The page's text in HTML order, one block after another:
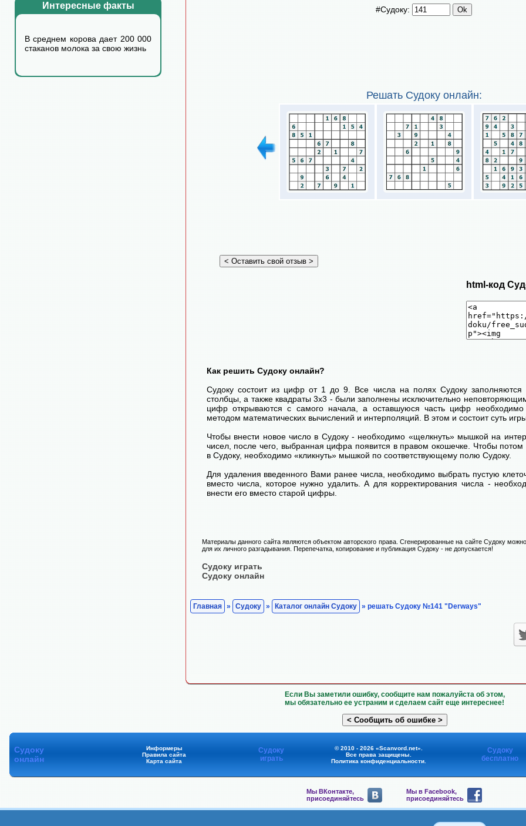
Интересные факты
В среднем корова дает 200 000
стаканов молока за свою жизнь
#Судоку:
Решать Судоку онлайн:
html-код
Как решить Судоку онлайн?
Судоку состоит из цифр от 1 до 9. Все числа на полях Судоку
столбцы, а также квадраты 3х3 - были заполнены исключительно
цифр открываются с самого начала, а оставшуюся часть цифр необходимо
методом математических вычислений и интерполяций. В этом и состоит суть
Чтобы внести новое число в Судоку - необходимо «щелкнуть» мышкой на
чисел, после чего, выбранная цифра появится в правом окошечке. Чтобы
в Судоку, необходимо «кликнуть» мышкой по соответствующему полю Судоку.
Для удаления введенного Вами ранее числа, необходимо выбрать пустую
вместо числа, которое нужно удалить. А для корректирования числа -
внести его вместо старой цифры.
Материалы данного сайта являются объектом авторского права. Сгенерированные на сайте Судоку
для их личного разгадывания. Перепечатка, копирование и публикация Судоку - не допускается!
Судоку играть
Судоку онлайн
Главная » Судоку » Каталог онлайн Судоку » решать Судоку №141 "Derways"
Если Вы заметили ошибку, сообщите нам пожалуйста об этом,
мы обязательно ее устраним и сделаем сайт еще интереснее!
Судоку
онлайн
Информеры
Правила сайта
Карта сайта
Судоку
играть
© 2010 - 2026 «Scanvord.net».
Все права защищены.
Политика конфиденциальности.
Судоку
бесплатно
Мы ВКонтакте,
присоединяйтесь
Мы в Facebook,
присоединяйтесь
присоединяйтесь